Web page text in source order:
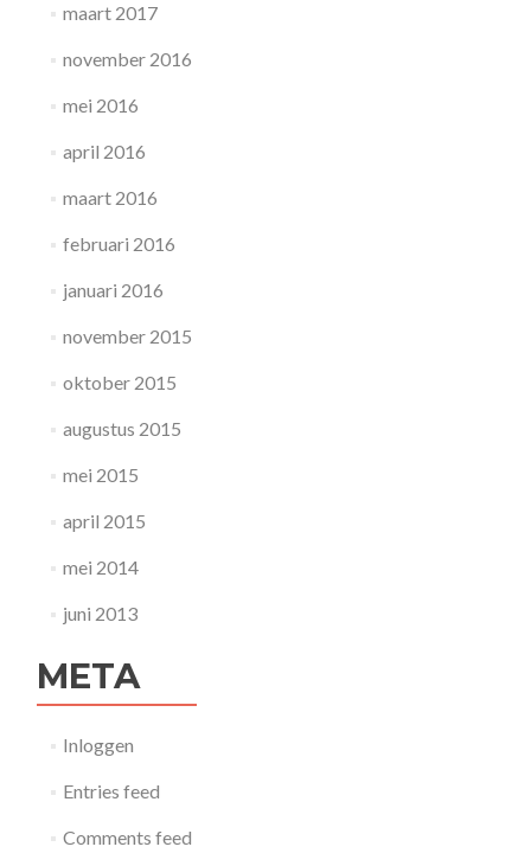
maart 2017
november 2016
mei 2016
april 2016
maart 2016
februari 2016
januari 2016
november 2015
oktober 2015
augustus 2015
mei 2015
april 2015
mei 2014
juni 2013
META
Inloggen
Entries feed
Comments feed